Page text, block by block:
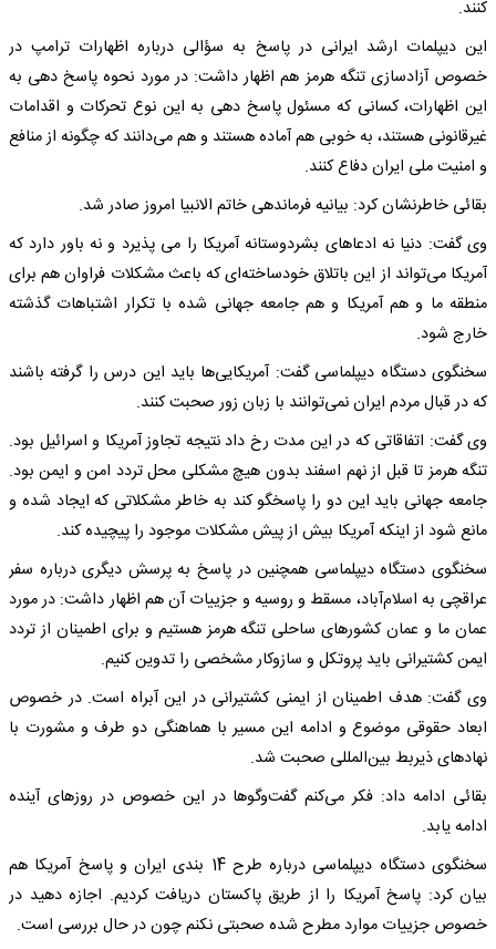
کنند.
این دیپلمات ارشد ایرانی در پاسخ به سؤالی درباره اظهارات ترامپ در
خصوص آزادسازی تنگه هرمز هم اظهار داشت: در مورد نحوه پاسخ دهی به
این اظهارات، کسانی که مسئول پاسخ دهی به این نوع تحرکات و اقدامات
غیرقانونی هستند، به خوبی هم آماده هستند و هم می‌دانند که چگونه از منافع
و امنیت ملی ایران دفاع کنند.
بقائی خاطرنشان کرد: بیانیه فرماندهی خاتم الانبیا امروز صادر شد.
وی گفت: دنیا نه ادعاهای بشردوستانه آمریکا را می پذیرد و نه باور دارد که
آمریکا می‌تواند از این باتلاق خودساخته‌ای که باعث مشکلات فراوان هم برای
منطقه ما و هم آمریکا و هم جامعه جهانی شده با تکرار اشتباهات گذشته
خارج شود.
سخنگوی دستگاه دیپلماسی گفت: آمریکایی‌ها باید این درس را گرفته باشند
که در قبال مردم ایران نمی‌توانند با زبان زور صحبت کنند.
وی گفت: اتفاقاتی که در این مدت رخ داد نتیجه تجاوز آمریکا و اسرائیل بود.
تنگه هرمز تا قبل از نهم اسفند بدون هیچ مشکلی محل تردد امن و ایمن بود.
جامعه جهانی باید این دو را پاسخگو کند به خاطر مشکلاتی که ایجاد شده و
مانع شود از اینکه آمریکا بیش از پیش مشکلات موجود را پیچیده کند.
سخنگوی دستگاه دیپلماسی همچنین در پاسخ به پرسش دیگری درباره سفر
عراقچی به اسلام‌آباد، مسقط و روسیه و جزییات آن هم اظهار داشت: در مورد
عمان ما و عمان کشورهای ساحلی تنگه هرمز هستیم و برای اطمینان از تردد
ایمن کشتیرانی باید پروتکل و سازوکار مشخصی را تدوین کنیم.
وی گفت: هدف اطمینان از ایمنی کشتیرانی در این آبراه است. در خصوص
ابعاد حقوقی موضوع و ادامه این مسیر با هماهنگی دو طرف و مشورت با
نهادهای ذیربط بین‌المللی صحبت شد.
بقائی ادامه داد: فکر می‌کنم گفت‌وگوها در این خصوص در روزهای آینده
ادامه یابد.
سخنگوی دستگاه دیپلماسی درباره طرح 14 بندی ایران و پاسخ آمریکا هم
بیان کرد: پاسخ آمریکا را از طریق پاکستان دریافت کردیم. اجازه دهید در
خصوص جزییات موارد مطرح شده صحبتی نکنم چون در حال بررسی است.